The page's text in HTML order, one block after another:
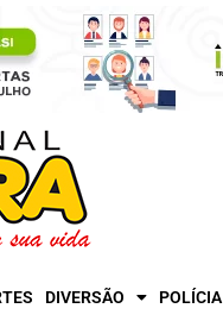
DIVERSÃO POLÍCIA